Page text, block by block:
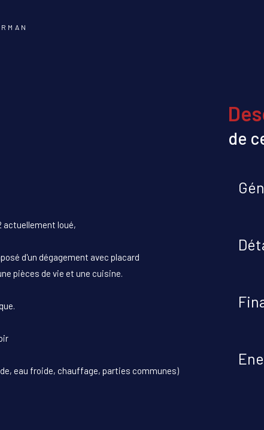
actuellement loué,
d'un dégagement avec placard
pièces de vie et une cuisine.
eau froide, chauffage, parties communes)
de